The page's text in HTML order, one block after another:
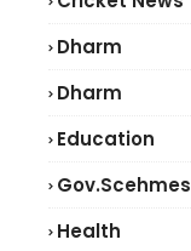
Dharm
Dharm
Education
Gov.scehmes
Health